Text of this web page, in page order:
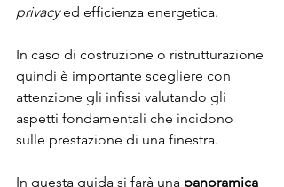
privacy ed efficienza energetica.
In caso di costruzione o ristrutturazione
quindi è importante scegliere con
attenzione gli infissi valutando gli
aspetti fondamentali che incidono
sulle prestazione di una finestra.
In questa guida si farà una panoramica